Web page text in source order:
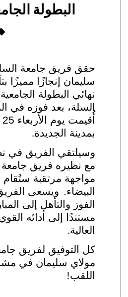
البطولة
حقق فريق جامعة
سليمان إنجازًا مميزًا
نهائي البطولة
السلة، بعد فوزه في
بمدينة الجديدة.
وسيلتقي الفريق في
مع نظيره فريق
مواجهة مرتقبة ستُقام
البيضاء. ويسعى
الفوز والتأهل إلى
مستندًا إلى أدائه
العالية.
كل التوفيق لفريق
مولاي سليمان في
اللقب!